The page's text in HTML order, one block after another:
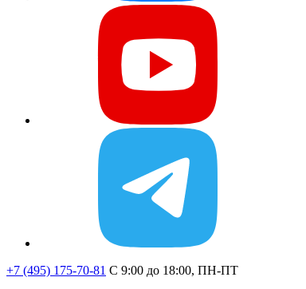
+7 (495) 175-70-81 C 9:00 до 18:00, ПН-ПТ